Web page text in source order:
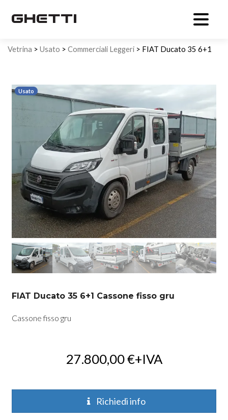
Vetrina > Usato > Commerciali Leggeri > FIAT Ducato 35 6+1
Usato
FIAT Ducato 35 6+1 Cassone fisso gru
Cassone fisso gru
27.800,00€+IVA
Richiedi info